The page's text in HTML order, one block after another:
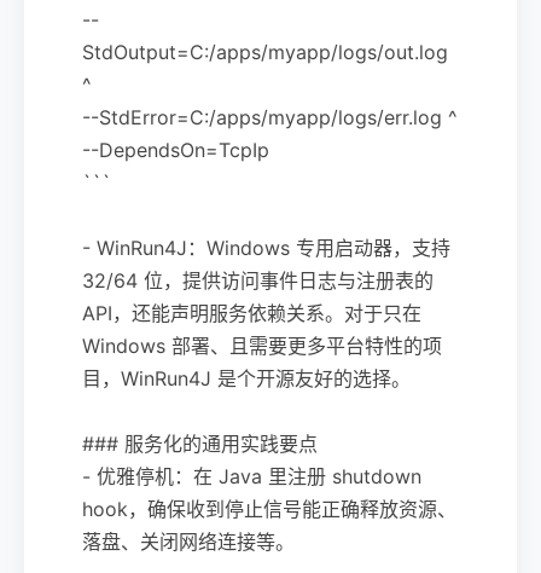
--
StdOutput=C:/apps/myapp/logs/out.log
^
--StdError=C:/apps/myapp/logs/err.log ^
--DependsOn=TcpIp
```
- WinRun4J：Windows 专用启动器，支持
32/64 位，提供访问事件日志与注册表的
API，还能声明服务依赖关系。对于只在
Windows 部署、且需要更多平台特性的项
目，WinRun4J 是个开源友好的选择。
### 服务化的通用实践要点
- 优雅停机：在 Java 里注册 shutdown
hook，确保收到停止信号能正确释放资源、
落盘、关闭网络连接等。